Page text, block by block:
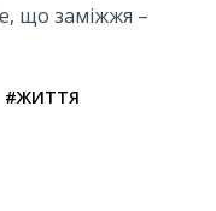
що заміжжя –
#ЖИТТЯ